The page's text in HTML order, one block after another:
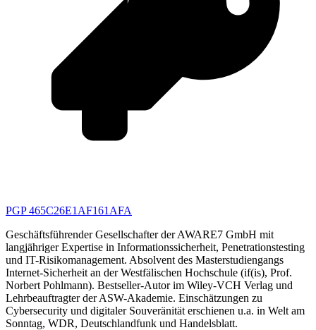
PGP 465C26E1AF161AFA
Geschäftsführender Gesellschafter der AWARE7 GmbH mit
langjähriger Expertise in Informationssicherheit, Penetrationstesting
und IT-Risikomanagement. Absolvent des Masterstudiengangs
Internet-Sicherheit an der Westfälischen Hochschule (if(is), Prof.
Norbert Pohlmann). Bestseller-Autor im Wiley-VCH Verlag und
Lehrbeauftragter der ASW-Akademie. Einschätzungen zu
Cybersecurity und digitaler Souveränität erschienen u.a. in Welt am
Sonntag, WDR, Deutschlandfunk und Handelsblatt.